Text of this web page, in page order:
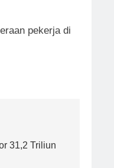
pekerja di
31,2 Triliun